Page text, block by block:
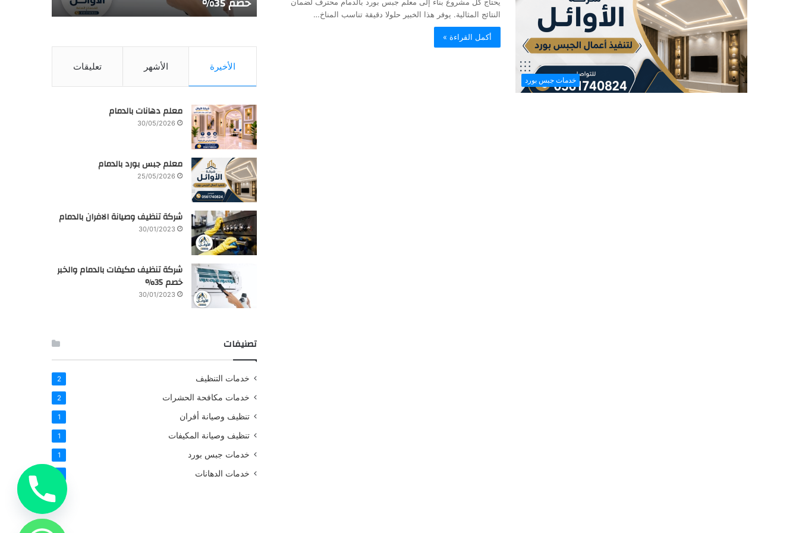
خدمات جبس بورد
النتائج المثالية. يوفر هذا الخبير حلولا دقيقة تناسب المناخ…
أكمل القراءة »
الأخيرة الأشهر تعليقات
معلم دهانات بالدمام
30/05/2026
معلم جبس بورد بالدمام
25/05/2026
شركة تنظيف وصيانة الافران بالدمام
30/01/2023
شركة تنظيف مكيفات بالدمام والخبر
خصم 35%
30/01/2023
تصنيفات
خدمات التنظيف 2
خدمات مكافحة الحشرات 2
تنظيف وصيانة أفران 1
تنظيف وصيانة المكيفات 1
خدمات جبس بورد 1
خدمات الدهانات 1